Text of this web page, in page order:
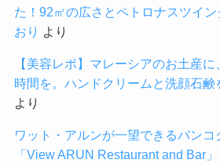
た！92㎡の広さとペトロナスツイン
おり より
【美容レポ】マレーシアのお土産
時間を。ハンドクリームと洗顔石鹸
より
ワット・アルンが一望できるバンコ
「View ARUN Restaurant and Bar